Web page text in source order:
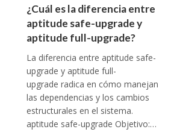
¿Cuál es la diferencia entre
aptitude safe-upgrade y
aptitude full-upgrade?
La diferencia entre aptitude safe-
upgrade y aptitude full-
upgrade radica en cómo manejan
las dependencias y los cambios
estructurales en el sistema.
aptitude safe-upgrade Objetivo:…